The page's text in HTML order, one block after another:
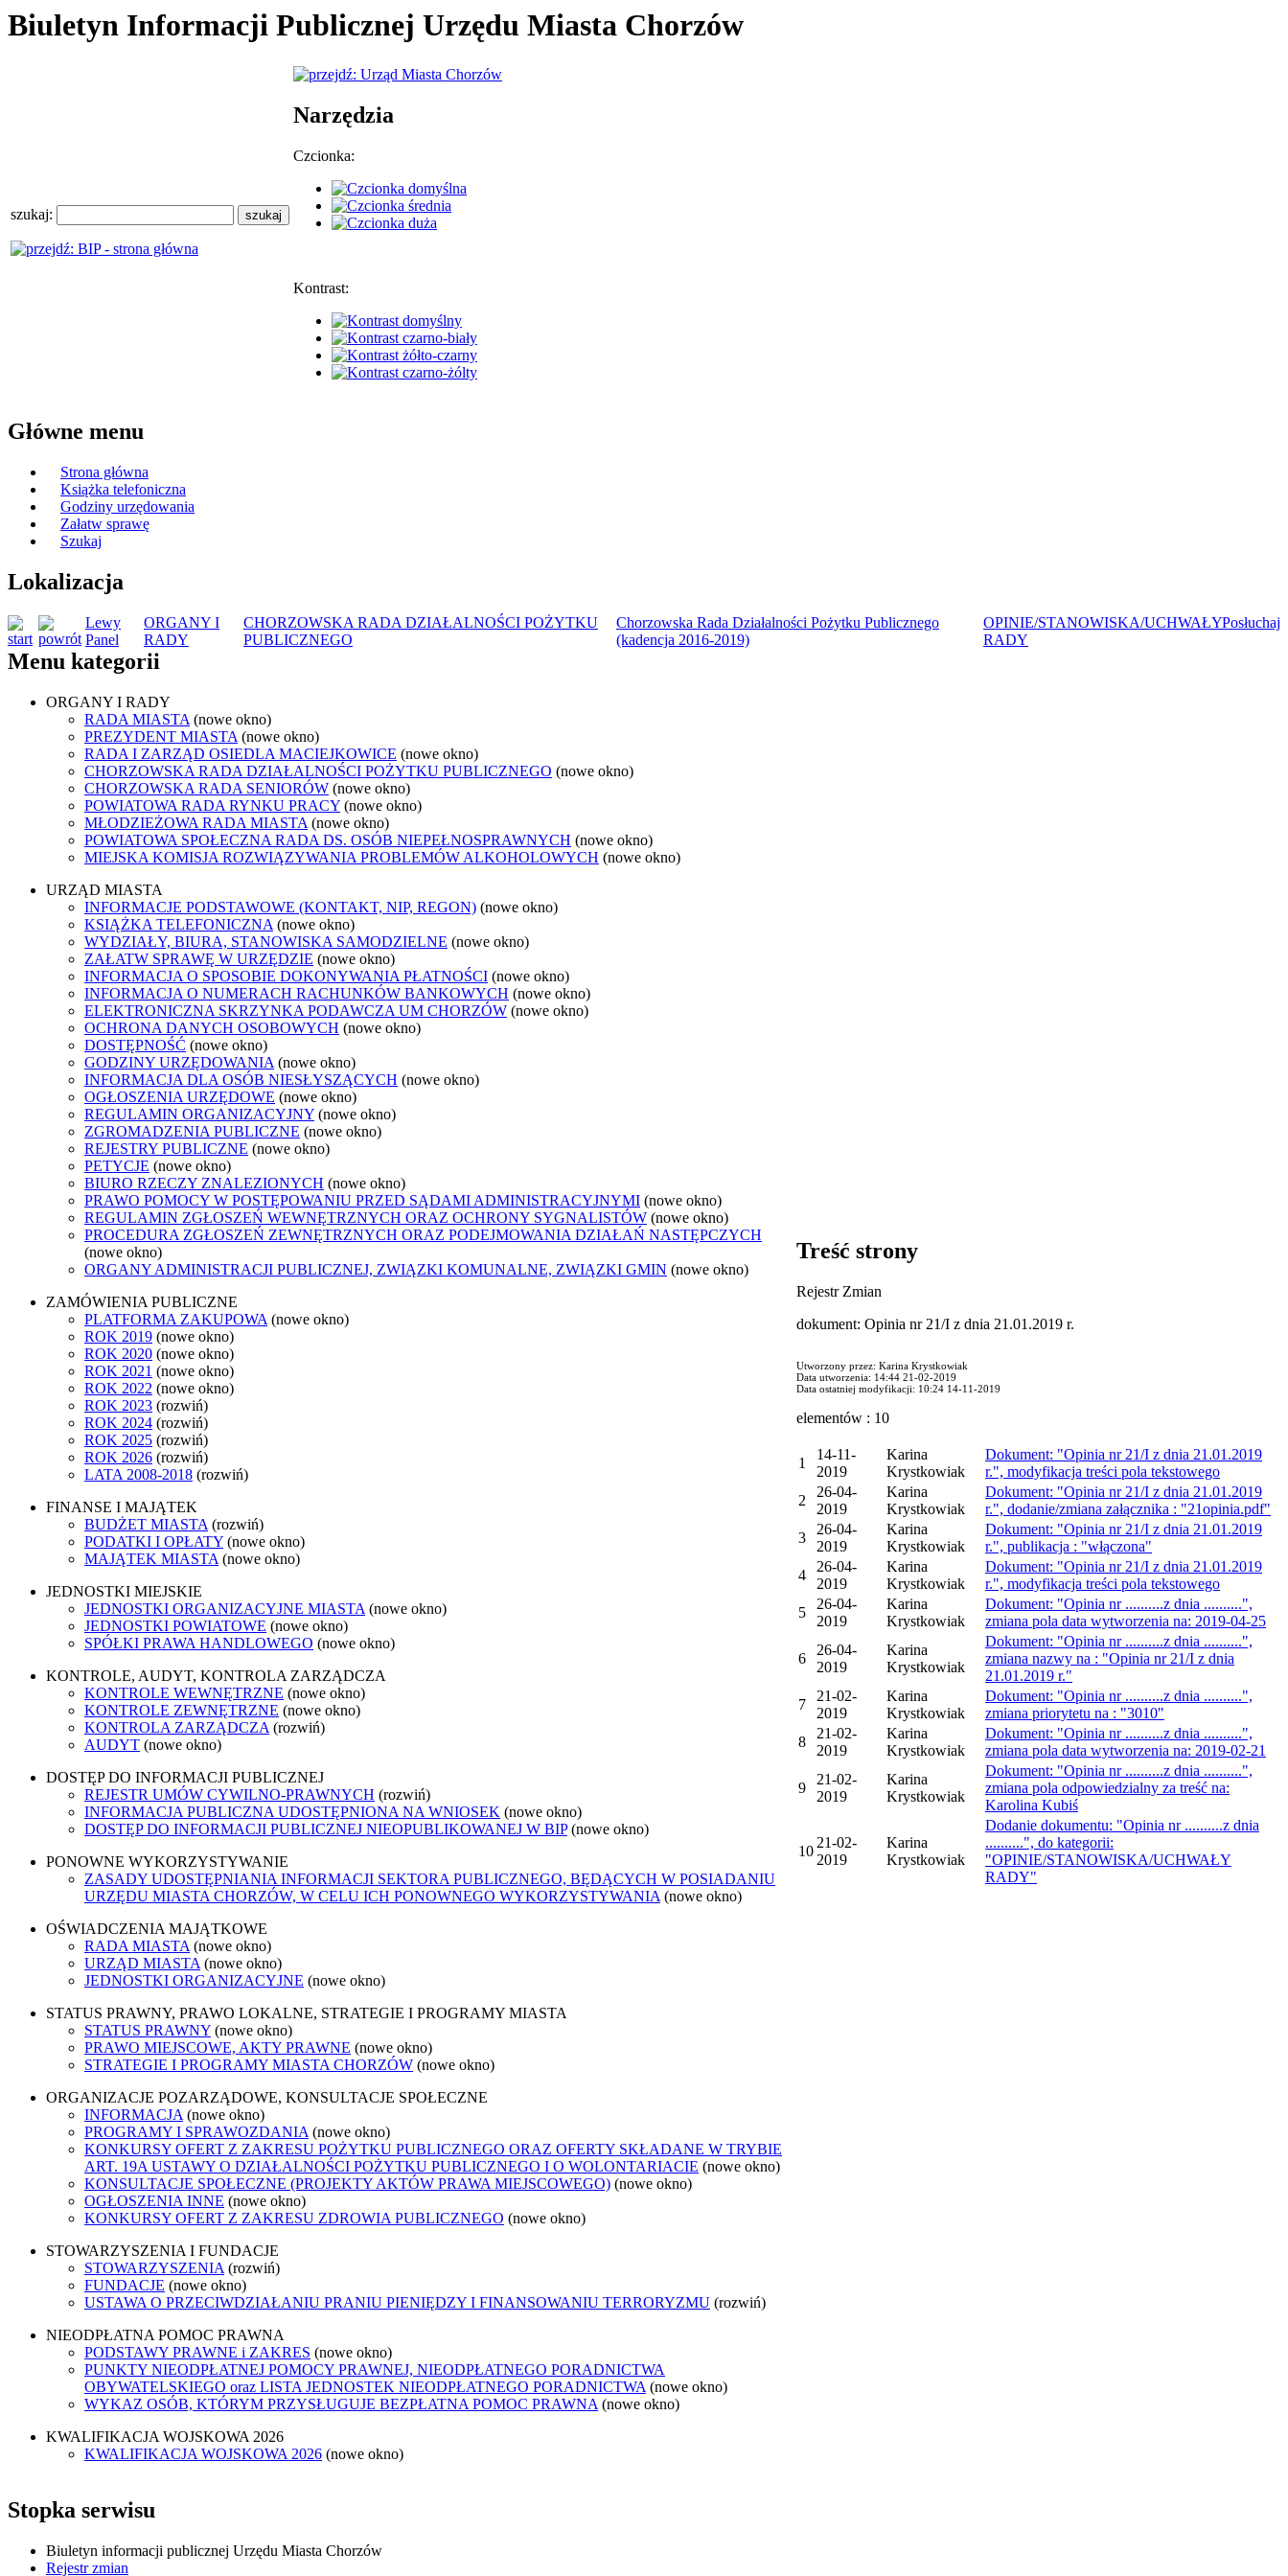
Biuletyn Informacji Publicznej Urzędu Miasta Chorzów
szukaj:
Narzędzia
Czcionka:
Kontrast:
Główne menu
Strona główna
Książka telefoniczna
Godziny urzędowania
Załatw sprawę
Szukaj
Lokalizacja
Posłuchaj
Lewy
Panel
ORGANY I
RADY
CHORZOWSKA RADA DZIAŁALNOŚCI POŻYTKU
PUBLICZNEGO
Chorzowska Rada Działalności Pożytku Publicznego
(kadencja 2016-2019)
OPINIE/STANOWISKA/UCHWAŁY
RADY
Menu kategorii
ORGANY I RADY
RADA MIASTA (nowe okno)
PREZYDENT MIASTA (nowe okno)
RADA I ZARZĄD OSIEDLA MACIEJKOWICE (nowe okno)
CHORZOWSKA RADA DZIAŁALNOŚCI POŻYTKU PUBLICZNEGO (nowe okno)
CHORZOWSKA RADA SENIORÓW (nowe okno)
POWIATOWA RADA RYNKU PRACY (nowe okno)
MŁODZIEŻOWA RADA MIASTA (nowe okno)
POWIATOWA SPOŁECZNA RADA DS. OSÓB NIEPEŁNOSPRAWNYCH (nowe okno)
MIEJSKA KOMISJA ROZWIĄZYWANIA PROBLEMÓW ALKOHOLOWYCH (nowe okno)
URZĄD MIASTA
INFORMACJE PODSTAWOWE (KONTAKT, NIP, REGON) (nowe okno)
KSIĄŻKA TELEFONICZNA (nowe okno)
WYDZIAŁY, BIURA, STANOWISKA SAMODZIELNE (nowe okno)
ZAŁATW SPRAWĘ W URZĘDZIE (nowe okno)
INFORMACJA O SPOSOBIE DOKONYWANIA PŁATNOŚCI (nowe okno)
INFORMACJA O NUMERACH RACHUNKÓW BANKOWYCH (nowe okno)
ELEKTRONICZNA SKRZYNKA PODAWCZA UM CHORZÓW (nowe okno)
OCHRONA DANYCH OSOBOWYCH (nowe okno)
DOSTĘPNOŚĆ (nowe okno)
GODZINY URZĘDOWANIA (nowe okno)
INFORMACJA DLA OSÓB NIESŁYSZĄCYCH (nowe okno)
OGŁOSZENIA URZĘDOWE (nowe okno)
REGULAMIN ORGANIZACYJNY (nowe okno)
ZGROMADZENIA PUBLICZNE (nowe okno)
REJESTRY PUBLICZNE (nowe okno)
PETYCJE (nowe okno)
BIURO RZECZY ZNALEZIONYCH (nowe okno)
PRAWO POMOCY W POSTĘPOWANIU PRZED SĄDAMI ADMINISTRACYJNYMI (nowe okno)
REGULAMIN ZGŁOSZEŃ WEWNĘTRZNYCH ORAZ OCHRONY SYGNALISTÓW (nowe okno)
PROCEDURA ZGŁOSZEŃ ZEWNĘTRZNYCH ORAZ PODEJMOWANIA DZIAŁAŃ NASTĘPCZYCH
(nowe okno)
ORGANY ADMINISTRACJI PUBLICZNEJ, ZWIĄZKI KOMUNALNE, ZWIĄZKI GMIN (nowe okno)
ZAMÓWIENIA PUBLICZNE
PLATFORMA ZAKUPOWA (nowe okno)
ROK 2019 (nowe okno)
ROK 2020 (nowe okno)
ROK 2021 (nowe okno)
ROK 2022 (nowe okno)
ROK 2023 (rozwiń)
ROK 2024 (rozwiń)
ROK 2025 (rozwiń)
ROK 2026 (rozwiń)
LATA 2008-2018 (rozwiń)
FINANSE I MAJĄTEK
BUDŻET MIASTA (rozwiń)
PODATKI I OPŁATY (nowe okno)
MAJĄTEK MIASTA (nowe okno)
JEDNOSTKI MIEJSKIE
JEDNOSTKI ORGANIZACYJNE MIASTA (nowe okno)
JEDNOSTKI POWIATOWE (nowe okno)
SPÓŁKI PRAWA HANDLOWEGO (nowe okno)
KONTROLE, AUDYT, KONTROLA ZARZĄDCZA
KONTROLE WEWNĘTRZNE (nowe okno)
KONTROLE ZEWNĘTRZNE (nowe okno)
KONTROLA ZARZĄDCZA (rozwiń)
AUDYT (nowe okno)
DOSTĘP DO INFORMACJI PUBLICZNEJ
REJESTR UMÓW CYWILNO-PRAWNYCH (rozwiń)
INFORMACJA PUBLICZNA UDOSTĘPNIONA NA WNIOSEK (nowe okno)
DOSTĘP DO INFORMACJI PUBLICZNEJ NIEOPUBLIKOWANEJ W BIP (nowe okno)
PONOWNE WYKORZYSTYWANIE
ZASADY UDOSTĘPNIANIA INFORMACJI SEKTORA PUBLICZNEGO, BĘDĄCYCH W POSIADANIU
URZĘDU MIASTA CHORZÓW, W CELU ICH PONOWNEGO WYKORZYSTYWANIA (nowe okno)
OŚWIADCZENIA MAJĄTKOWE
RADA MIASTA (nowe okno)
URZĄD MIASTA (nowe okno)
JEDNOSTKI ORGANIZACYJNE (nowe okno)
STATUS PRAWNY, PRAWO LOKALNE, STRATEGIE I PROGRAMY MIASTA
STATUS PRAWNY (nowe okno)
PRAWO MIEJSCOWE, AKTY PRAWNE (nowe okno)
STRATEGIE I PROGRAMY MIASTA CHORZÓW (nowe okno)
ORGANIZACJE POZARZĄDOWE, KONSULTACJE SPOŁECZNE
INFORMACJA (nowe okno)
PROGRAMY I SPRAWOZDANIA (nowe okno)
KONKURSY OFERT Z ZAKRESU POŻYTKU PUBLICZNEGO ORAZ OFERTY SKŁADANE W TRYBIE
ART. 19A USTAWY O DZIAŁALNOŚCI POŻYTKU PUBLICZNEGO I O WOLONTARIACIE (nowe okno)
KONSULTACJE SPOŁECZNE (PROJEKTY AKTÓW PRAWA MIEJSCOWEGO) (nowe okno)
OGŁOSZENIA INNE (nowe okno)
KONKURSY OFERT Z ZAKRESU ZDROWIA PUBLICZNEGO (nowe okno)
STOWARZYSZENIA I FUNDACJE
STOWARZYSZENIA (rozwiń)
FUNDACJE (nowe okno)
USTAWA O PRZECIWDZIAŁANIU PRANIU PIENIĘDZY I FINANSOWANIU TERRORYZMU (rozwiń)
NIEODPŁATNA POMOC PRAWNA
PODSTAWY PRAWNE i ZAKRES (nowe okno)
PUNKTY NIEODPŁATNEJ POMOCY PRAWNEJ, NIEODPŁATNEGO PORADNICTWA
OBYWATELSKIEGO oraz LISTA JEDNOSTEK NIEODPŁATNEGO PORADNICTWA (nowe okno)
WYKAZ OSÓB, KTÓRYM PRZYSŁUGUJE BEZPŁATNA POMOC PRAWNA (nowe okno)
KWALIFIKACJA WOJSKOWA 2026
KWALIFIKACJA WOJSKOWA 2026 (nowe okno)
Treść strony
Rejestr Zmian
dokument: Opinia nr 21/I z dnia 21.01.2019 r.
Utworzony przez: Karina Krystkowiak
Data utworzenia: 14:44 21-02-2019
Data ostatniej modyfikacji: 10:24 14-11-2019
elementów : 10
1
14-11-
2019
Karina
Krystkowiak
Dokument: "Opinia nr 21/I z dnia 21.01.2019
r.", modyfikacja treści pola tekstowego
2
26-04-
2019
Karina
Krystkowiak
Dokument: "Opinia nr 21/I z dnia 21.01.2019
r.", dodanie/zmiana załącznika : "21opinia.pdf"
3
26-04-
2019
Karina
Krystkowiak
Dokument: "Opinia nr 21/I z dnia 21.01.2019
r.", publikacja : "włączona"
4
26-04-
2019
Karina
Krystkowiak
Dokument: "Opinia nr 21/I z dnia 21.01.2019
r.", modyfikacja treści pola tekstowego
5
26-04-
2019
Karina
Krystkowiak
Dokument: "Opinia nr ..........z dnia ..........",
zmiana pola data wytworzenia na: 2019-04-25
6
26-04-
2019
Karina
Krystkowiak
Dokument: "Opinia nr ..........z dnia ..........",
zmiana nazwy na : "Opinia nr 21/I z dnia
21.01.2019 r."
7
21-02-
2019
Karina
Krystkowiak
Dokument: "Opinia nr ..........z dnia ..........",
zmiana priorytetu na : "3010"
8
21-02-
2019
Karina
Krystkowiak
Dokument: "Opinia nr ..........z dnia ..........",
zmiana pola data wytworzenia na: 2019-02-21
9
21-02-
2019
Karina
Krystkowiak
Dokument: "Opinia nr ..........z dnia ..........",
zmiana pola odpowiedzialny za treść na:
Karolina Kubiś
10
21-02-
2019
Karina
Krystkowiak
Dodanie dokumentu: "Opinia nr ..........z dnia
..........", do kategorii:
"OPINIE/STANOWISKA/UCHWAŁY
RADY"
Stopka serwisu
Biuletyn informacji publicznej Urzędu Miasta Chorzów
Rejestr zmian